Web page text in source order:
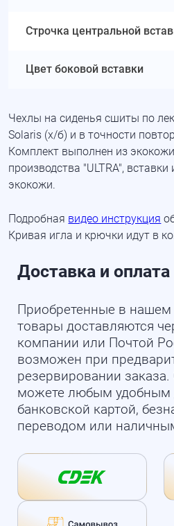
Строчка центральной
Цвет боковой вставки
Чехлы на сиденья сшиты по
Solaris (х/б) и в точности
Комплект выполнен из
производства "ULTRA",
экокожи.
Подробная видео инструкция
Кривая игла и крючки идут в
Доставка и оплата
Приобретенные в нашем
товары доставляются
компании или Почтой
возможен при
резервировании
можете любым удобным
банковской картой,
переводом или